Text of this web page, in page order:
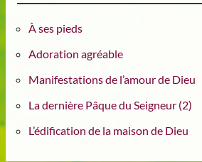
À ses pieds
Adoration agréable
Manifestations de l’amour de Dieu
La dernière Pâque du Seigneur (2)
L’édification de la maison de Dieu